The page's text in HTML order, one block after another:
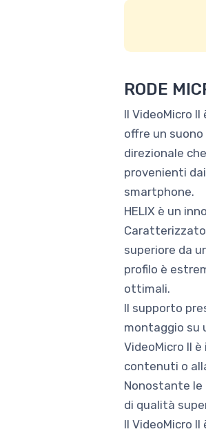
RODE
Il VideoMicro
offre un
direzionale
provenienti
smartphone.
HELIX è un
superiore da
profilo è
ottimali.
Il supporto
montaggio su
VideoMicro II
contenuti o
Nonostante
di qualità
Il VideoMicro